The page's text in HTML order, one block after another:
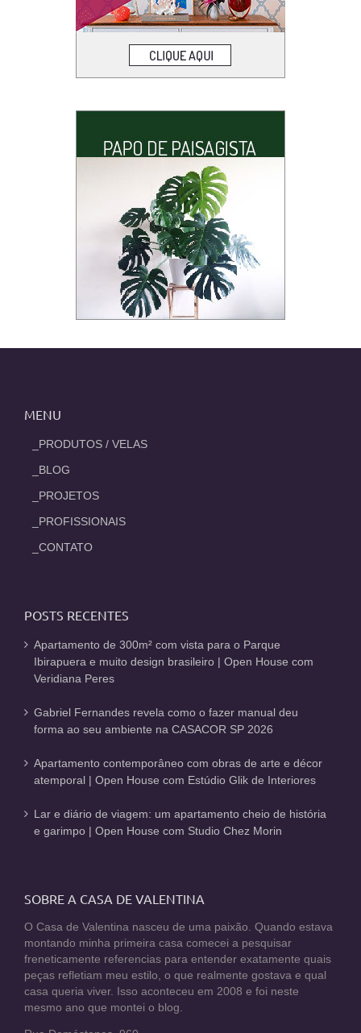
MENU
_PRODUTOS / VELAS
_BLOG
_PROJETOS
_PROFISSIONAIS
_CONTATO
POSTS RECENTES
Apartamento de 300m² com vista para o Parque
Ibirapuera e muito design brasileiro | Open House com
Veridiana Peres
Gabriel Fernandes revela como o fazer manual deu
forma ao seu ambiente na CASACOR SP 2026
Apartamento contemporâneo com obras de arte e décor
atemporal | Open House com Estúdio Glik de Interiores
Lar e diário de viagem: um apartamento cheio de história
e garimpo | Open House com Studio Chez Morin
SOBRE A CASA DE VALENTINA
O Casa de Valentina nasceu de uma paixão. Quando estava
montando minha primeira casa comecei a pesquisar
freneticamente referencias para entender exatamente quais
peças refletiam meu estilo, o que realmente gostava e qual
casa queria viver. Isso aconteceu em 2008 e foi neste
mesmo ano que montei o blog.